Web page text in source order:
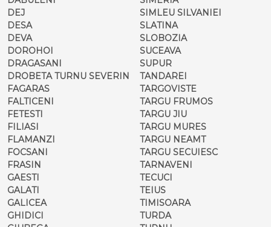
DEJ
DESA
DEVA
DOROHOI
DRAGASANI
DROBETA TURNU SEVERIN
FAGARAS
FALTICENI
FETESTI
FILIASI
FLAMANZI
FOCSANI
FRASIN
GAESTI
GALATI
GALICEA
GHIDICI
SIMLEU SILVANIEI
SLATINA
SLOBOZIA
SUCEAVA
SUPUR
TANDAREI
TARGOVISTE
TARGU FRUMOS
TARGU JIU
TARGU MURES
TARGU NEAMT
TARGU SECUIESC
TARNAVENI
TECUCI
TEIUS
TIMISOARA
TURDA